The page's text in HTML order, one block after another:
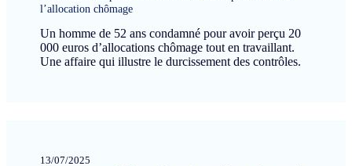
l’allocation chômage
Un homme de 52 ans condamné pour avoir perçu 20
000 euros d’allocations chômage tout en travaillant.
Une affaire qui illustre le durcissement des contrôles.
13/07/2025